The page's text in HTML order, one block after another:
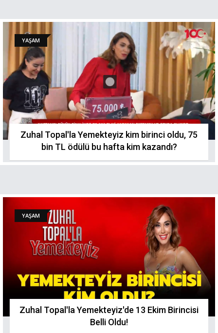
YAŞAM
Zuhal Topal'la Yemekteyiz kim birinci oldu, 75
bin TL ödülü bu hafta kim kazandı?
YAŞAM
Zuhal Topal'la Yemekteyiz'de 13 Ekim Birincisi
Belli Oldu!